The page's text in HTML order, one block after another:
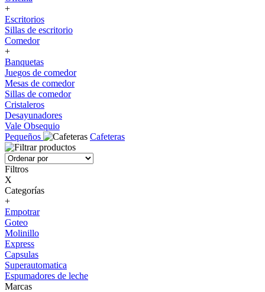
+
Escritorios
Sillas de escritorio
Comedor
+
Banquetas
Juegos de comedor
Mesas de comedor
Sillas de comedor
Cristaleros
Desayunadores
Vale Obsequio
Pequeños
Cafeteras
Filtros
X
Categorías
+
Empotrar
Goteo
Molinillo
Express
Capsulas
Superautomatica
Espumadores de leche
Marcas